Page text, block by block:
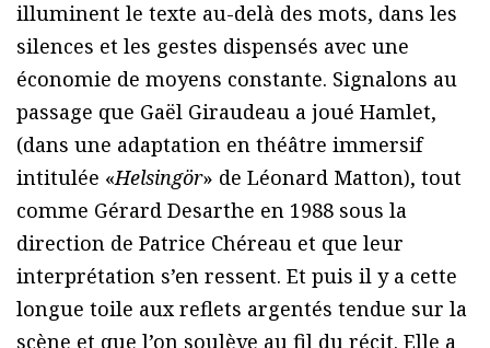
illuminent le texte au-delà des mots, dans les
silences et les gestes dispensés avec une
économie de moyens constante. Signalons au
passage que Gaël Giraudeau a joué Hamlet,
(dans une adaptation en théâtre immersif
intitulée «Helsingör» de Léonard Matton), tout
comme Gérard Desarthe en 1988 sous la
direction de Patrice Chéreau et que leur
interprétation s’en ressent. Et puis il y a cette
longue toile aux reflets argentés tendue sur la
scène et que l’on soulève au fil du récit. Elle a